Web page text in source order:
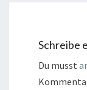
Schreibe
Du musst